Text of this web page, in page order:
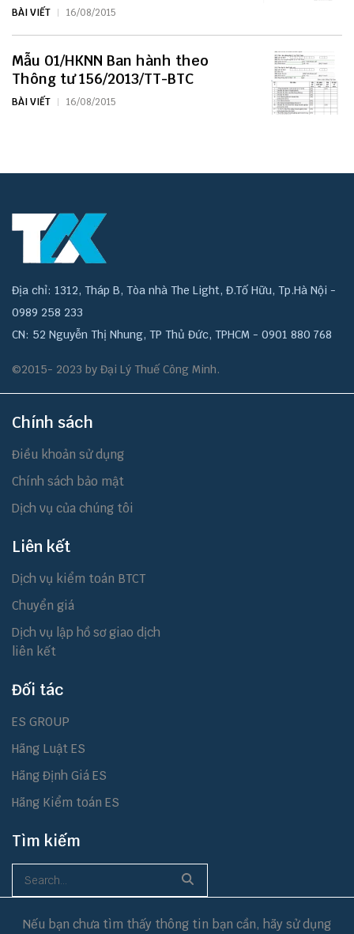
BÀI VIẾT 16/08/2015
Mẫu 01/HKNN Ban hành theo
Thông tư 156/2013/TT-BTC
BÀI VIẾT 16/08/2015
Địa chỉ: 1312, Tháp B, Tòa nhà The Light, Đ.Tố Hữu, Tp.Hà Nội -
0989 258 233
CN: 52 Nguyễn Thị Nhung, TP Thủ Đức, TPHCM - 0901 880 768
©2015- 2023 by Đại Lý Thuế Công Minh.
Chính sách
Điều khoản sử dụng
Chính sách bảo mật
Dịch vụ của chúng tôi
Liên kết
Dịch vụ kiểm toán BTCT
Chuyển giá
Dịch vụ lập hồ sơ giao dịch
liên kết
Đối tác
ES GROUP
Hãng Luật ES
Hãng Định Giá ES
Hãng Kiểm toán ES
Tìm kiếm
Nếu bạn chưa tìm thấy thông tin bạn cần, hãy sử dụng